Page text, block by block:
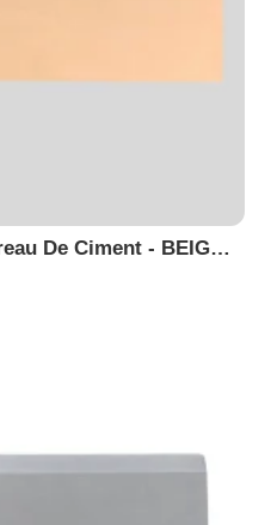
PLINTHE, Véritable Carreau De Ciment - BEIGE 21